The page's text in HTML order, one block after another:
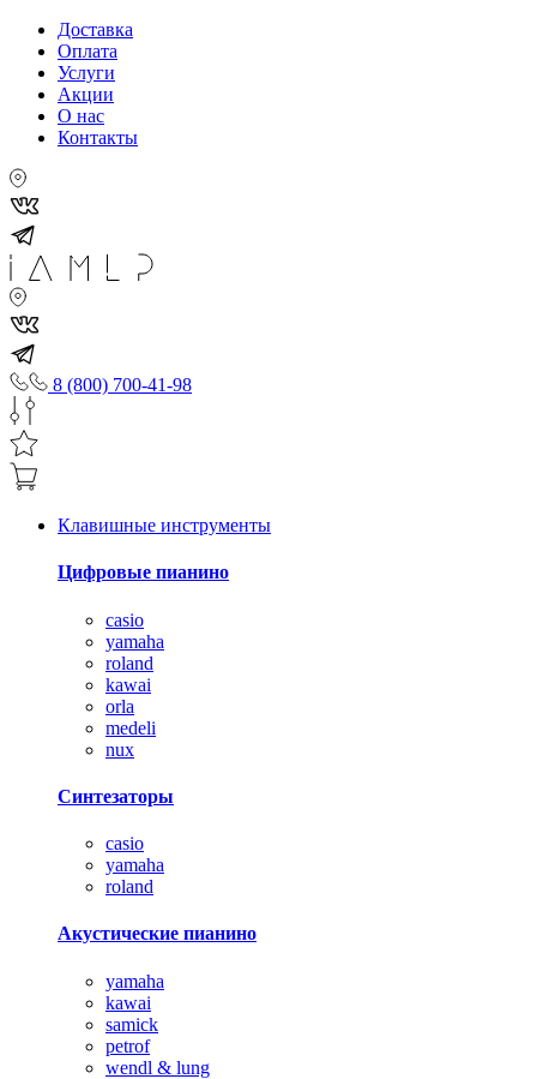
Доставка
Оплата
Услуги
Акции
О нас
Контакты
8 (800) 700-41-98
Клавишные инструменты
Цифровые пианино
casio
yamaha
roland
kawai
orla
medeli
nux
Синтезаторы
casio
yamaha
roland
Акустические пианино
yamaha
kawai
samick
petrof
wendl & lung